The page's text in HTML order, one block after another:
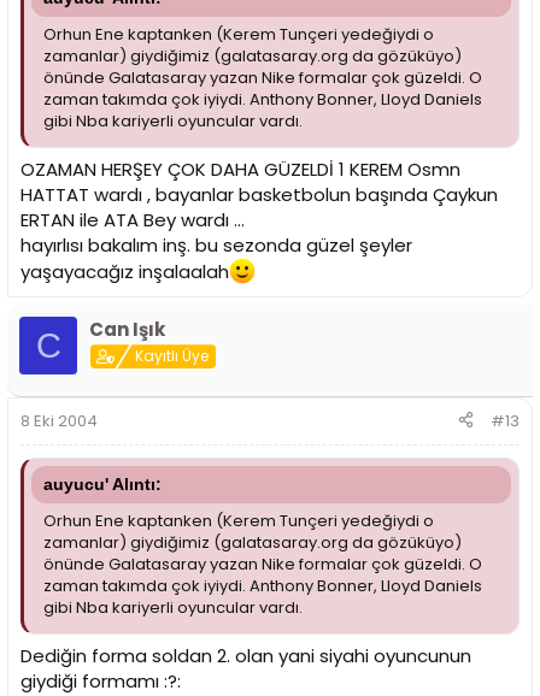
Orhun Ene kaptanken (Kerem Tunçeri yedeğiydi o
zamanlar) giydiğimiz (galatasaray.org da gözüküyo)
önünde Galatasaray yazan Nike formalar çok güzeldi. O
zaman takımda çok iyiydi. Anthony Bonner, Lloyd Daniels
gibi Nba kariyerli oyuncular vardı.
OZAMAN HERŞEY ÇOK DAHA GÜZELDİ 1 KEREM Osmn
HATTAT wardı , bayanlar basketbolun başında Çaykun
ERTAN ile ATA Bey wardı ...
hayırlısı bakalım inş. bu sezonda güzel şeyler
yaşayacağız inşalaalah
C Can Işık
Kayıtlı Üye
8 Eki 2004 #13
auyucu' Alıntı:
Orhun Ene kaptanken (Kerem Tunçeri yedeğiydi o
zamanlar) giydiğimiz (galatasaray.org da gözüküyo)
önünde Galatasaray yazan Nike formalar çok güzeldi. O
zaman takımda çok iyiydi. Anthony Bonner, Lloyd Daniels
gibi Nba kariyerli oyuncular vardı.
Dediğin forma soldan 2. olan yani siyahi oyuncunun
giydiği formamı :?: